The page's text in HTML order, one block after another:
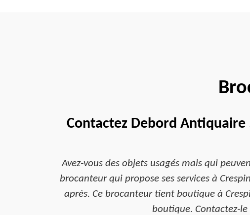
Contactez Debord
Avez-vous des objets usagés mais qui
brocanteur qui propose ses services à
après. Ce brocanteur tient boutique à
boutique. Contactez-